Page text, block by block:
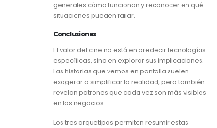
generales cómo funcionan y reconocer en qué
situaciones pueden fallar.
Conclusiones
El valor del cine no está en predecir tecnologías
específicas, sino en explorar sus implicaciones.
Las historias que vemos en pantalla suelen
exagerar o simplificar la realidad, pero también
revelan patrones que cada vez son más visibles
en los negocios.
Los tres arquetipos permiten resumir estas